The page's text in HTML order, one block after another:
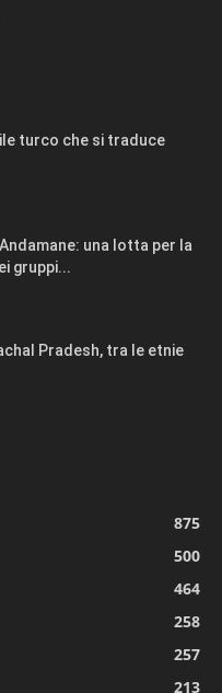
turco che si traduce
una lotta per la
gruppi...
Pradesh, tra le etnie
875
500
464
258
257
213